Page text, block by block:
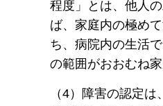
程度」とは、他人
ば、家庭内の極め
ち、病院内の生活
の範囲がおおむね
（4）障害の認定